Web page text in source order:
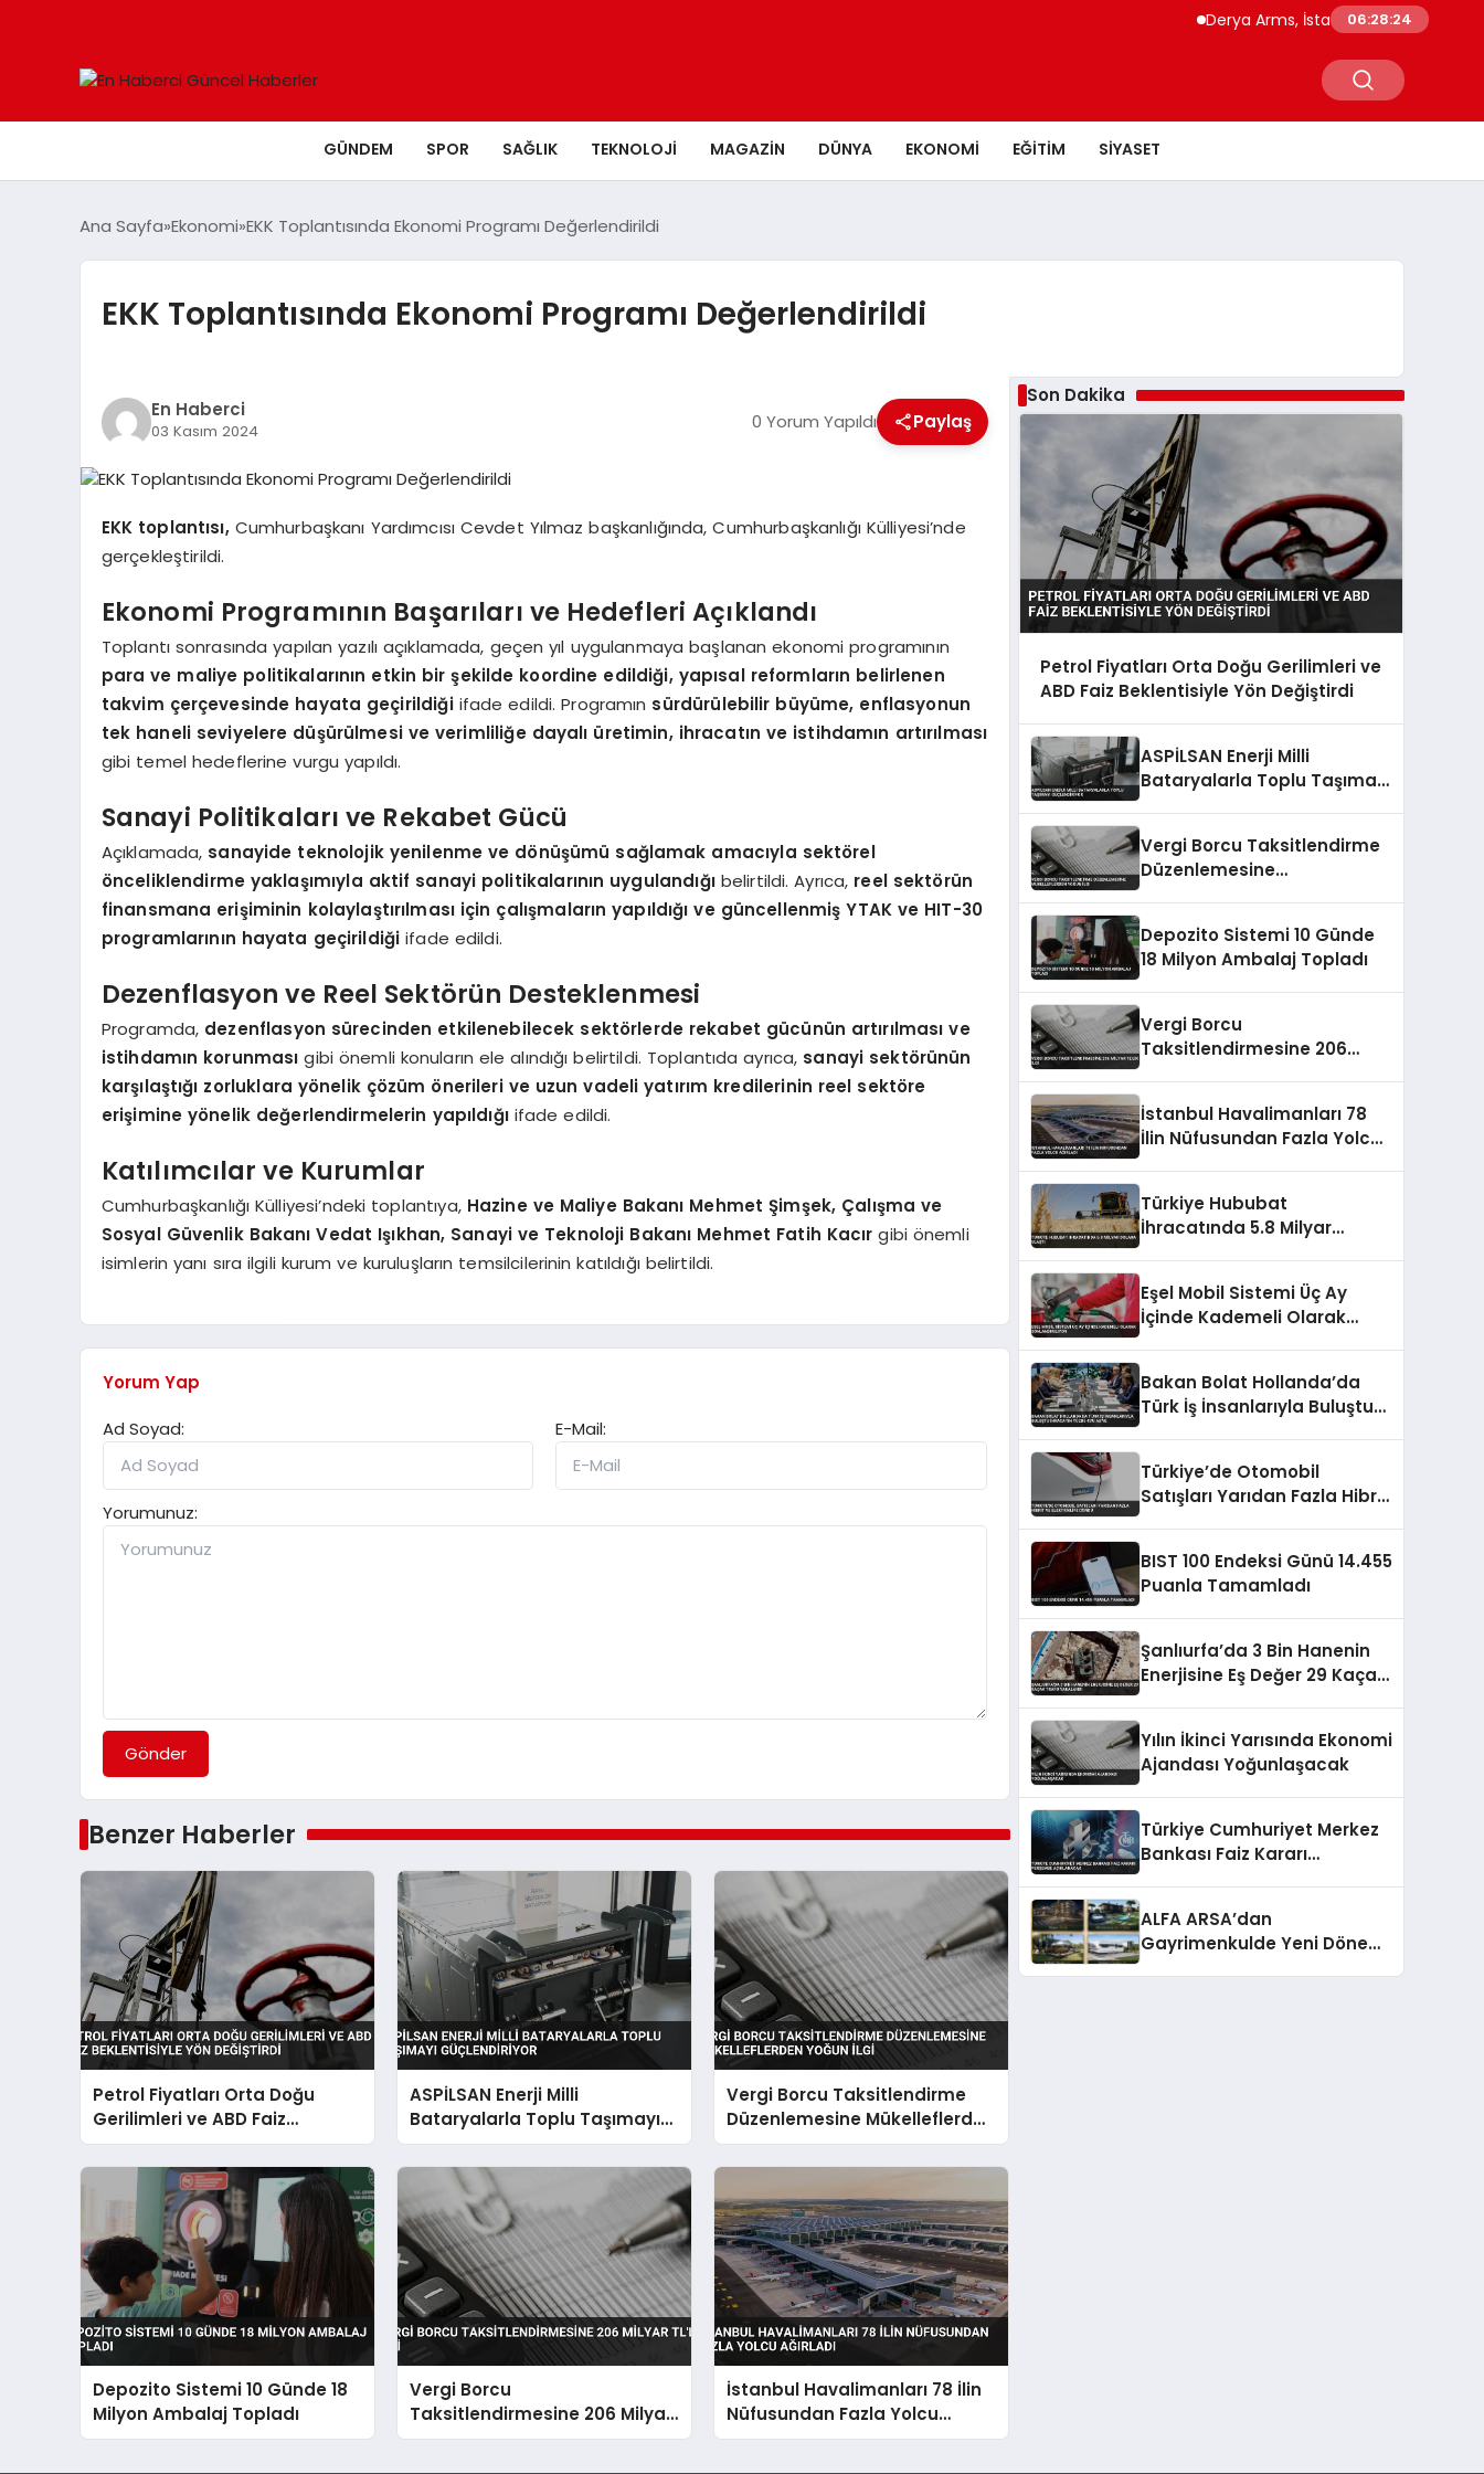
Derya Arms, İstanbul Prohunt 2026’da
06:28:25
GÜNDEM SPOR SAĞLIK TEKNOLOJI MAGAZIN DÜNYA EKONOMI EĞITIM SIYASET
Ana Sayfa Ekonomi EKK Toplantısında Ekonomi Programı Değerlendirildi
EKK Toplantısında Ekonomi Programı Değerlendirildi
En Haberci
03 Kasım 2024 0 Yorum Yapıldı Paylaş
EKK toplantısı,Cumhurbaşkanı Yardımcısı Cevdet Yılmaz başkanlığında, Cumhurbaşkanlığı Külliyesi’nde
gerçekleştirildi.
Ekonomi Programının Başarıları ve Hedefleri Açıklandı
Toplantı sonrasında yapılan yazılı açıklamada, geçen yıl uygulanmaya başlanan ekonomi programının
para ve maliye politikalarının etkin bir şekilde koordine edildiği, yapısal reformların belirlenen
takvim çerçevesinde hayata geçirildiğiifade edildi. Programın sürdürülebilir büyüme, enflasyonun
tek haneli seviyelere düşürülmesi ve verimliliğe dayalı üretimin, ihracatın ve istihdamın artırılması
gibi temel hedeflerine vurgu yapıldı.
Sanayi Politikaları ve Rekabet Gücü
Açıklamada, sanayide teknolojik yenilenme ve dönüşümü sağlamak amacıyla sektörel
önceliklendirme yaklaşımıyla aktif sanayi politikalarının uygulandığıbelirtildi. Ayrıca, reel sektörün
finansmana erişiminin kolaylaştırılması için çalışmaların yapıldığı ve güncellenmiş YTAK ve HIT-30
programlarının hayata geçirildiği ifade edildi.
Dezenflasyon ve Reel Sektörün Desteklenmesi
Programda, dezenflasyon sürecinden etkilenebilecek sektörlerde rekabet gücünün artırılması ve
istihdamın korunması gibi önemli konuların ele alındığı belirtildi. Toplantıda ayrıca, sanayi sektörünün
karşılaştığı zorluklara yönelik çözüm önerileri ve uzun vadeli yatırım kredilerinin reel sektöre
erişimine yönelik değerlendirmelerin yapıldığıifade edildi.
Katılımcılar ve Kurumlar
Cumhurbaşkanlığı Külliyesi’ndeki toplantıya, Hazine ve Maliye Bakanı Mehmet Şimşek, Çalışma ve
Sosyal Güvenlik Bakanı Vedat Işıkhan, Sanayi ve Teknoloji Bakanı Mehmet Fatih Kacır gibi önemli
isimlerin yanı sıra ilgili kurum ve kuruluşların temsilcilerinin katıldığı belirtildi.
Yorum Yap
Ad Soyad:
E-Mail:
Yorumunuz:
Gönder
Benzer Haberler
Petrol Fiyatları Orta Doğu
Gerilimleri ve ABD Faiz
Beklentisiyle Yön Değiştirdi
ASPİLSAN Enerji Milli
Bataryalarla Toplu Taşımayı
Güçlendiriyor
Vergi Borcu Taksitlendirme
Düzenlemesine Mükelleflerden
Yoğun İlgi
Depozito Sistemi 10 Günde 18
Milyon Ambalaj Topladı
Vergi Borcu
Taksitlendirmesine 206 Milyar
TL’lik İlgi
İstanbul Havalimanları 78 İlin
Nüfusundan Fazla Yolcu
Ağırladı
Son Dakika
Petrol Fiyatları Orta Doğu Gerilimleri ve
ABD Faiz Beklentisiyle Yön Değiştirdi
ASPİLSAN Enerji Milli
Bataryalarla Toplu Taşımayı
Vergi Borcu Taksitlendirme
Düzenlemesine
Depozito Sistemi 10 Günde
18 Milyon Ambalaj Topladı
Vergi Borcu
Taksitlendirmesine 206
İstanbul Havalimanları 78
İlin Nüfusundan Fazla Yolcu
Türkiye Hububat
İhracatında 5.8 Milyar
Eşel Mobil Sistemi Üç Ay
İçinde Kademeli Olarak
Bakan Bolat Hollanda’da
Türk İş İnsanlarıyla Buluştu
Türkiye’de Otomobil
Satışları Yarıdan Fazla Hibrit
BIST 100 Endeksi Günü 14.455
Puanla Tamamladı
Şanlıurfa’da 3 Bin Hanenin
Enerjisine Eş Değer 29 Kaçak
Yılın İkinci Yarısında Ekonomi
Ajandası Yoğunlaşacak
Türkiye Cumhuriyet Merkez
Bankası Faiz Kararı
ALFA ARSA’dan
Gayrimenkulde Yeni Dönem: